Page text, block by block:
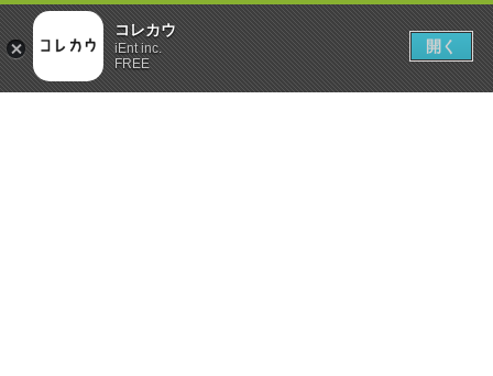
コレカウ
iEnt inc.
FREE
開く